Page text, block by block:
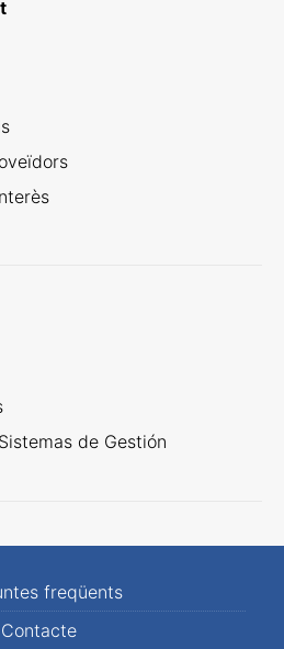
de Gestión
freqüents
Contacte